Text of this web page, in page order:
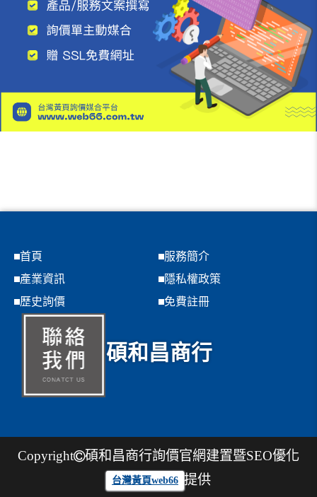
首頁
服務簡介
產業資訊
隱私權政策
歷史詢價
免費註冊
碩和昌商行
Copyright 碩和昌商行詢價官網建置暨SEO優化
台灣黃頁web66 提供